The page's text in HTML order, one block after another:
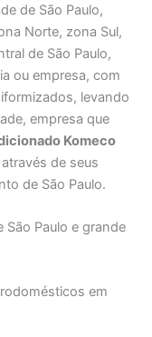
de São Paulo,
Norte, zona Sul,
de São Paulo,
ou empresa, com
levando
empresa que
Komeco
de seus
de São Paulo.
São Paulo e grande
em